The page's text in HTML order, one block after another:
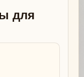
для